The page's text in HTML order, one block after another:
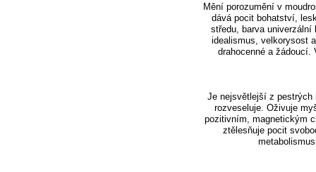
Mění porozumění v
dává pocit bohatství,
středu, barva
idealismus, velkorysost
drahocenné a žádoucí.
Je nejsvětlejší z pestrých
rozveseluje. Oživuje
pozitivním, magnetickým
ztělesňuje pocit